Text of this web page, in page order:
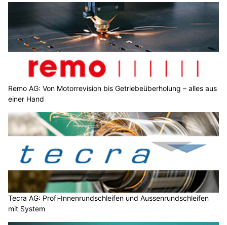
Remo AG: Von Motorrevision bis Getriebeüberholung – alles aus
einer Hand
Tecra AG: Profi-Innenrundschleifen und Aussenrundschleifen
mit System